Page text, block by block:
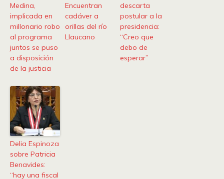
Medina,
implicada en
millonario robo
al programa
juntos se puso
a disposición
de la justicia
Encuentran
cadáver a
orillas del río
Llaucano
descarta
postular a la
presidencia:
“Creo que
debo de
esperar”
Delia Espinoza
sobre Patricia
Benavides:
“hay una fiscal